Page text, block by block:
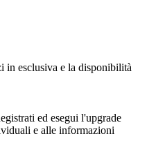
in esclusiva e la disponibilità
ed esegui l'upgrade
e alle informazioni